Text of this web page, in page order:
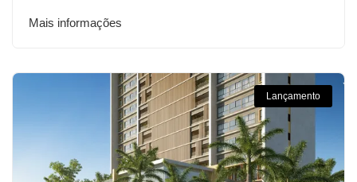
Mais informações
Lançamento